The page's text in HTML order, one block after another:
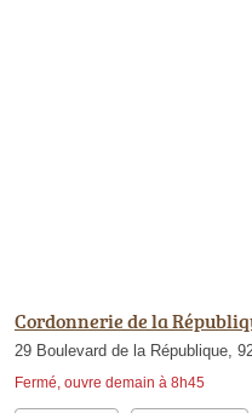
Cordonnerie de la
29 Boulevard de la République,
Fermé, ouvre demain à 8h45